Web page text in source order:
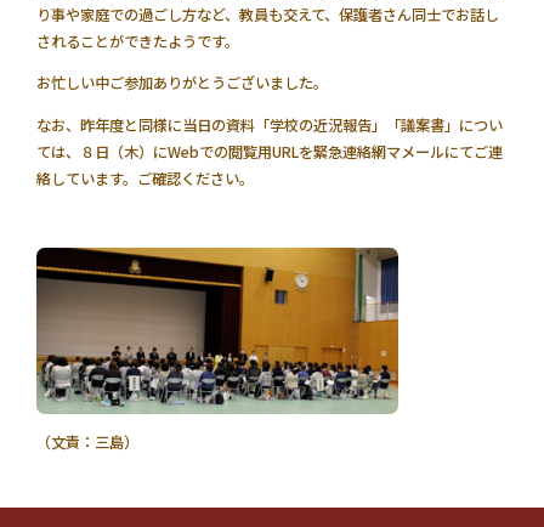
り事や家庭での過ごし方など、教員も交えて、保護者さん同士でお話し
されることができたようです。
お忙しい中ご参加ありがとうございました。
なお、昨年度と同様に当日の資料「学校の近況報告」「議案書」につい
ては、８日（木）にWebでの閲覧用URLを緊急連絡網マメールにてご連
絡しています。ご確認ください。
（文責：三島）